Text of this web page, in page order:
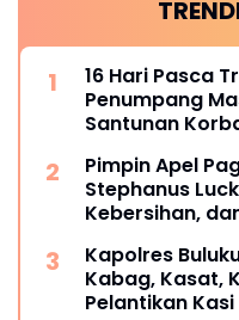
16 Hari Pasca
Penumpang
Santunan
Pimpin Apel
Stephanus
Kebersihan,
Kapolres
Kabag, Kasat,
Pelantikan